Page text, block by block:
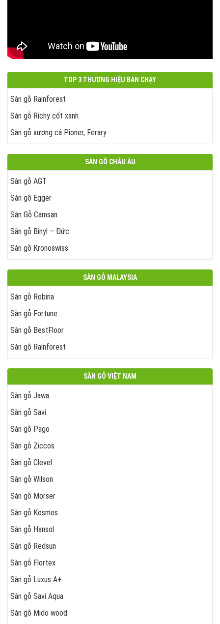
TOP 3 THƯƠNG HIỆU BÁN CHẠY
Sàn gỗ Rainforest
Sàn gỗ Richy cốt xanh
Sàn gỗ xương cá Pioner, Ferary
SÀN GỖ CHÂU ÂU
Sàn gỗ AGT
Sàn gỗ Egger
Sàn Gỗ Camsan
Sàn gỗ Binyl – Đức
Sàn gỗ Kronoswiss
SÀN GỖ MALAYSIA
Sàn gỗ Robina
Sàn gỗ Fortune
Sàn gỗ BestFloor
Sàn gỗ Rainforest
SÀN GỖ VIỆT NAM
Sàn gỗ Jawa
Sàn gỗ Savi
Sàn gỗ Pago
Sàn gỗ Ziccos
Sàn gỗ Clevel
Sàn gỗ Wilson
Sàn gỗ Morser
Sàn gỗ Kosmos
Sàn gỗ Hansol
Sàn gỗ Redsun
Sàn gỗ Flortex
Sàn gỗ Luxus A+
Sàn gỗ Savi Aqua
Sàn gỗ Mido wood